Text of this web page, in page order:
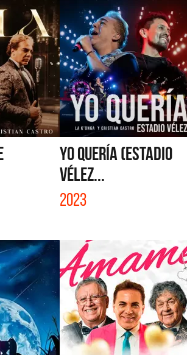
YO QUERÍA (ESTADIO
VÉLEZ...
2023